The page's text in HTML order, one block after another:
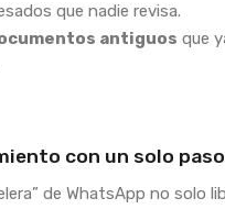
que nadie revisa.
antiguos que
con un solo paso
de WhatsApp no solo